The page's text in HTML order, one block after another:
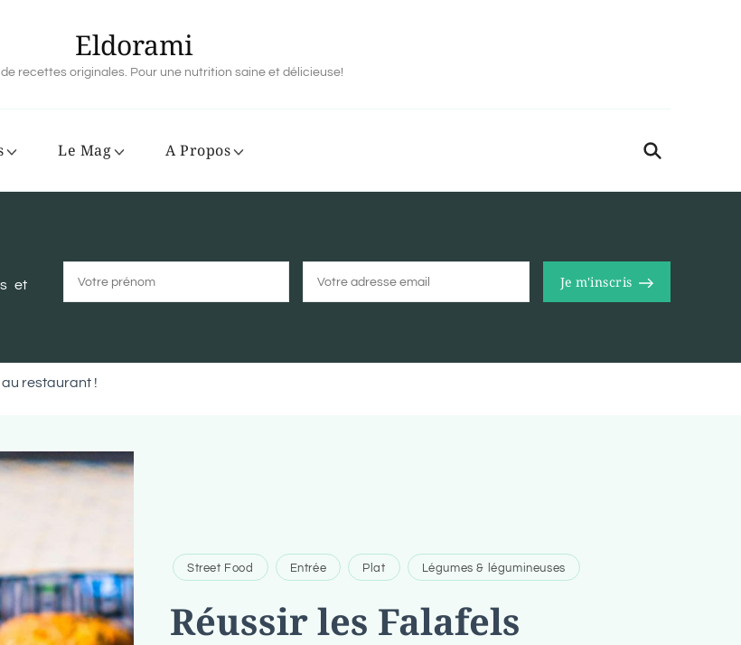
Eldorami
recettes originales. Pour une nutrition saine et délicieuse!
Le Mag A Propos
et
Je m'inscris
restaurant !
Street Food Entrée Plat Légumes & légumineuses
Réussir les Falafels